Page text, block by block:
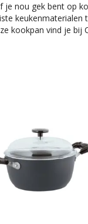
je nou gek bent op
keukenmaterialen
kookpan vind je bij
alle soorten en
zijn er te
favoriete merk.